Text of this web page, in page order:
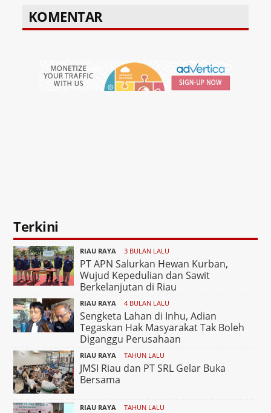
KOMENTAR
Terkini
RIAU RAYA 3 BULAN LALU
PT APN Salurkan Hewan Kurban,
Wujud Kepedulian dan Sawit
Berkelanjutan di Riau
RIAU RAYA 4 BULAN LALU
Sengketa Lahan di Inhu, Adian
Tegaskan Hak Masyarakat Tak Boleh
Diganggu Perusahaan
RIAU RAYA TAHUN LALU
JMSI Riau dan PT SRL Gelar Buka
Bersama
RIAU RAYA TAHUN LALU